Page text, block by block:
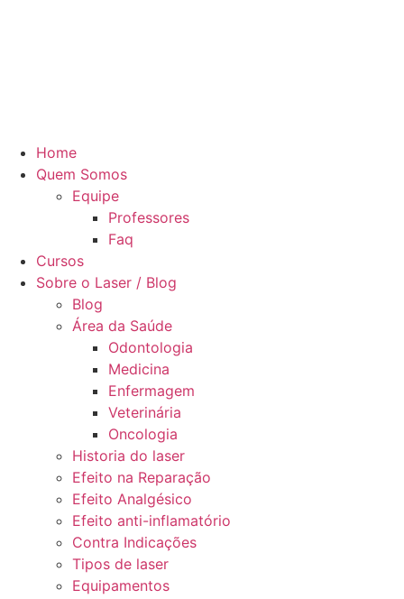
Home
Quem Somos
Equipe
Professores
Faq
Cursos
Sobre o Laser / Blog
Blog
Área da Saúde
Odontologia
Medicina
Enfermagem
Veterinária
Oncologia
Historia do laser
Efeito na Reparação
Efeito Analgésico
Efeito anti-inflamatório
Contra Indicações
Tipos de laser
Equipamentos